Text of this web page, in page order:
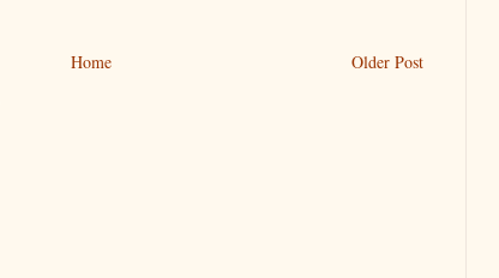
Older Post
Home